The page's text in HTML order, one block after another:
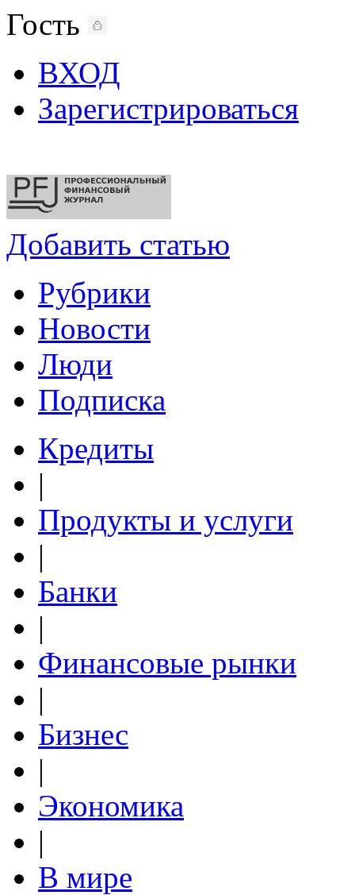
Гость
ВХОД
Зарегистрироваться
Добавить статью
Рубрики
Новости
Люди
Подписка
Кредиты
|
Продукты и услуги
|
Банки
|
Финансовые рынки
|
Бизнес
|
Экономика
|
В мире